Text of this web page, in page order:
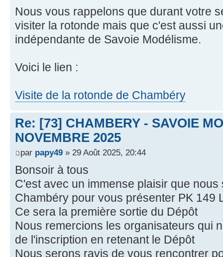
Nous vous rappelons que durant votre
visiter la rotonde mais que c'est aussi
indépendante de Savoie Modélisme.
Voici le lien :
Visite de la rotonde de Chambéry
Re: [73] CHAMBERY - SAVOIE
NOVEMBRE 2025
par papy49 » 29 Août 2025, 20:44
Bonsoir à tous
C'est avec un immense plaisir que
Chambéry pour vous présenter PK 149
Ce sera la première sortie du Dépôt
Nous remercions les organisateurs qui
de l'inscription en retenant le Dépôt
Nous serons ravis de vous rencontrer